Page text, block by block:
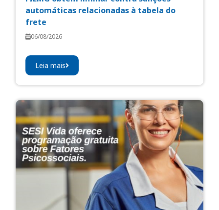
automáticas relacionadas à tabela do
frete
06/08/2026
Leia mais